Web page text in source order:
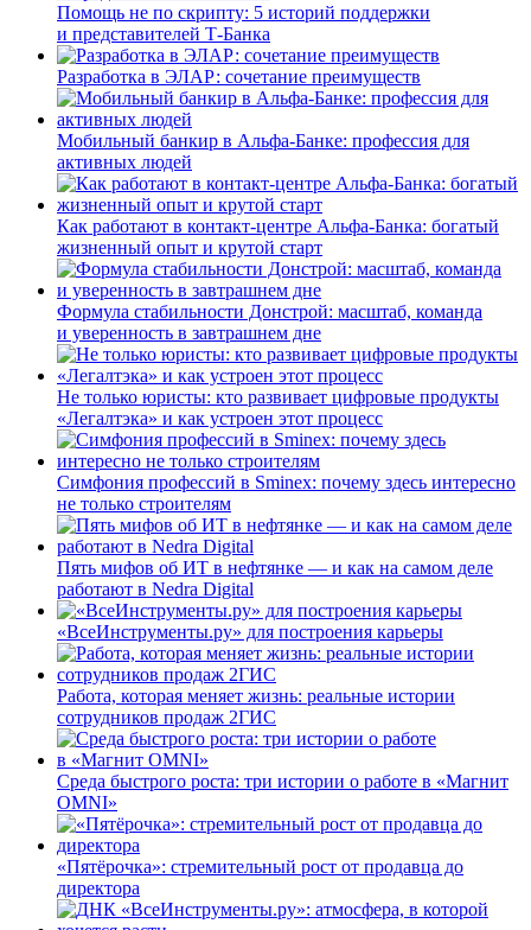
Помощь не по скрипту: 5 историй поддержки
и представителей Т-Банка
Разработка в ЭЛАР: сочетание преимуществ
Мобильный банкир в Альфа-Банке: профессия для
активных людей
Как работают в контакт-центре Альфа-Банка: богатый
жизненный опыт и крутой старт
Формула стабильности Донстрой: масштаб, команда
и уверенность в завтрашнем дне
Не только юристы: кто развивает цифровые продукты
«Легалтэка» и как устроен этот процесс
Симфония профессий в Sminex: почему здесь интересно
не только строителям
Пять мифов об ИТ в нефтянке — и как на самом деле
работают в Nedra Digital
«ВсеИнструменты.ру» для построения карьеры
Работа, которая меняет жизнь: реальные истории
сотрудников продаж 2ГИС
Среда быстрого роста: три истории о работе в «Магнит
OMNI»
«Пятёрочка»: стремительный рост от продавца до
директора